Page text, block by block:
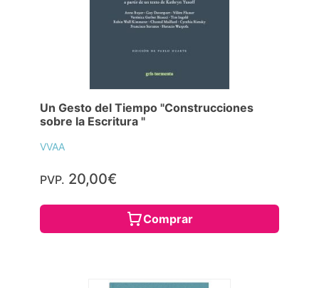
Un Gesto del Tiempo "Construcciones
sobre la Escritura "
VVAA
PVP. 20,00€
Comprar